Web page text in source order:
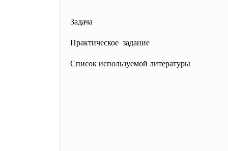
Задача
Практическое задание
Список используемой литературы